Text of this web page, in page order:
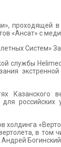
проходящей
«Ансат» с
Систем»
службы
Казанского
холдинга
в
Богинский.